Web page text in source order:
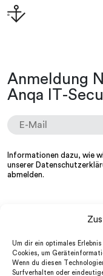
Um dir ein optimales
Cookies, um
Wenn du diesen
Surfverhalten oder
Partner
News
FAQ
Anmeldung
Anqa IT-
Informationen dazu, wie
unserer
abmelden.